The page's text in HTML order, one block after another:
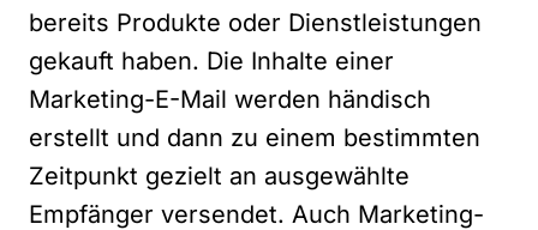
bereits Produkte oder Dienstleistungen
gekauft haben. Die Inhalte einer
Marketing-E-Mail werden händisch
erstellt und dann zu einem bestimmten
Zeitpunkt gezielt an ausgewählte
Empfänger versendet. Auch Marketing-